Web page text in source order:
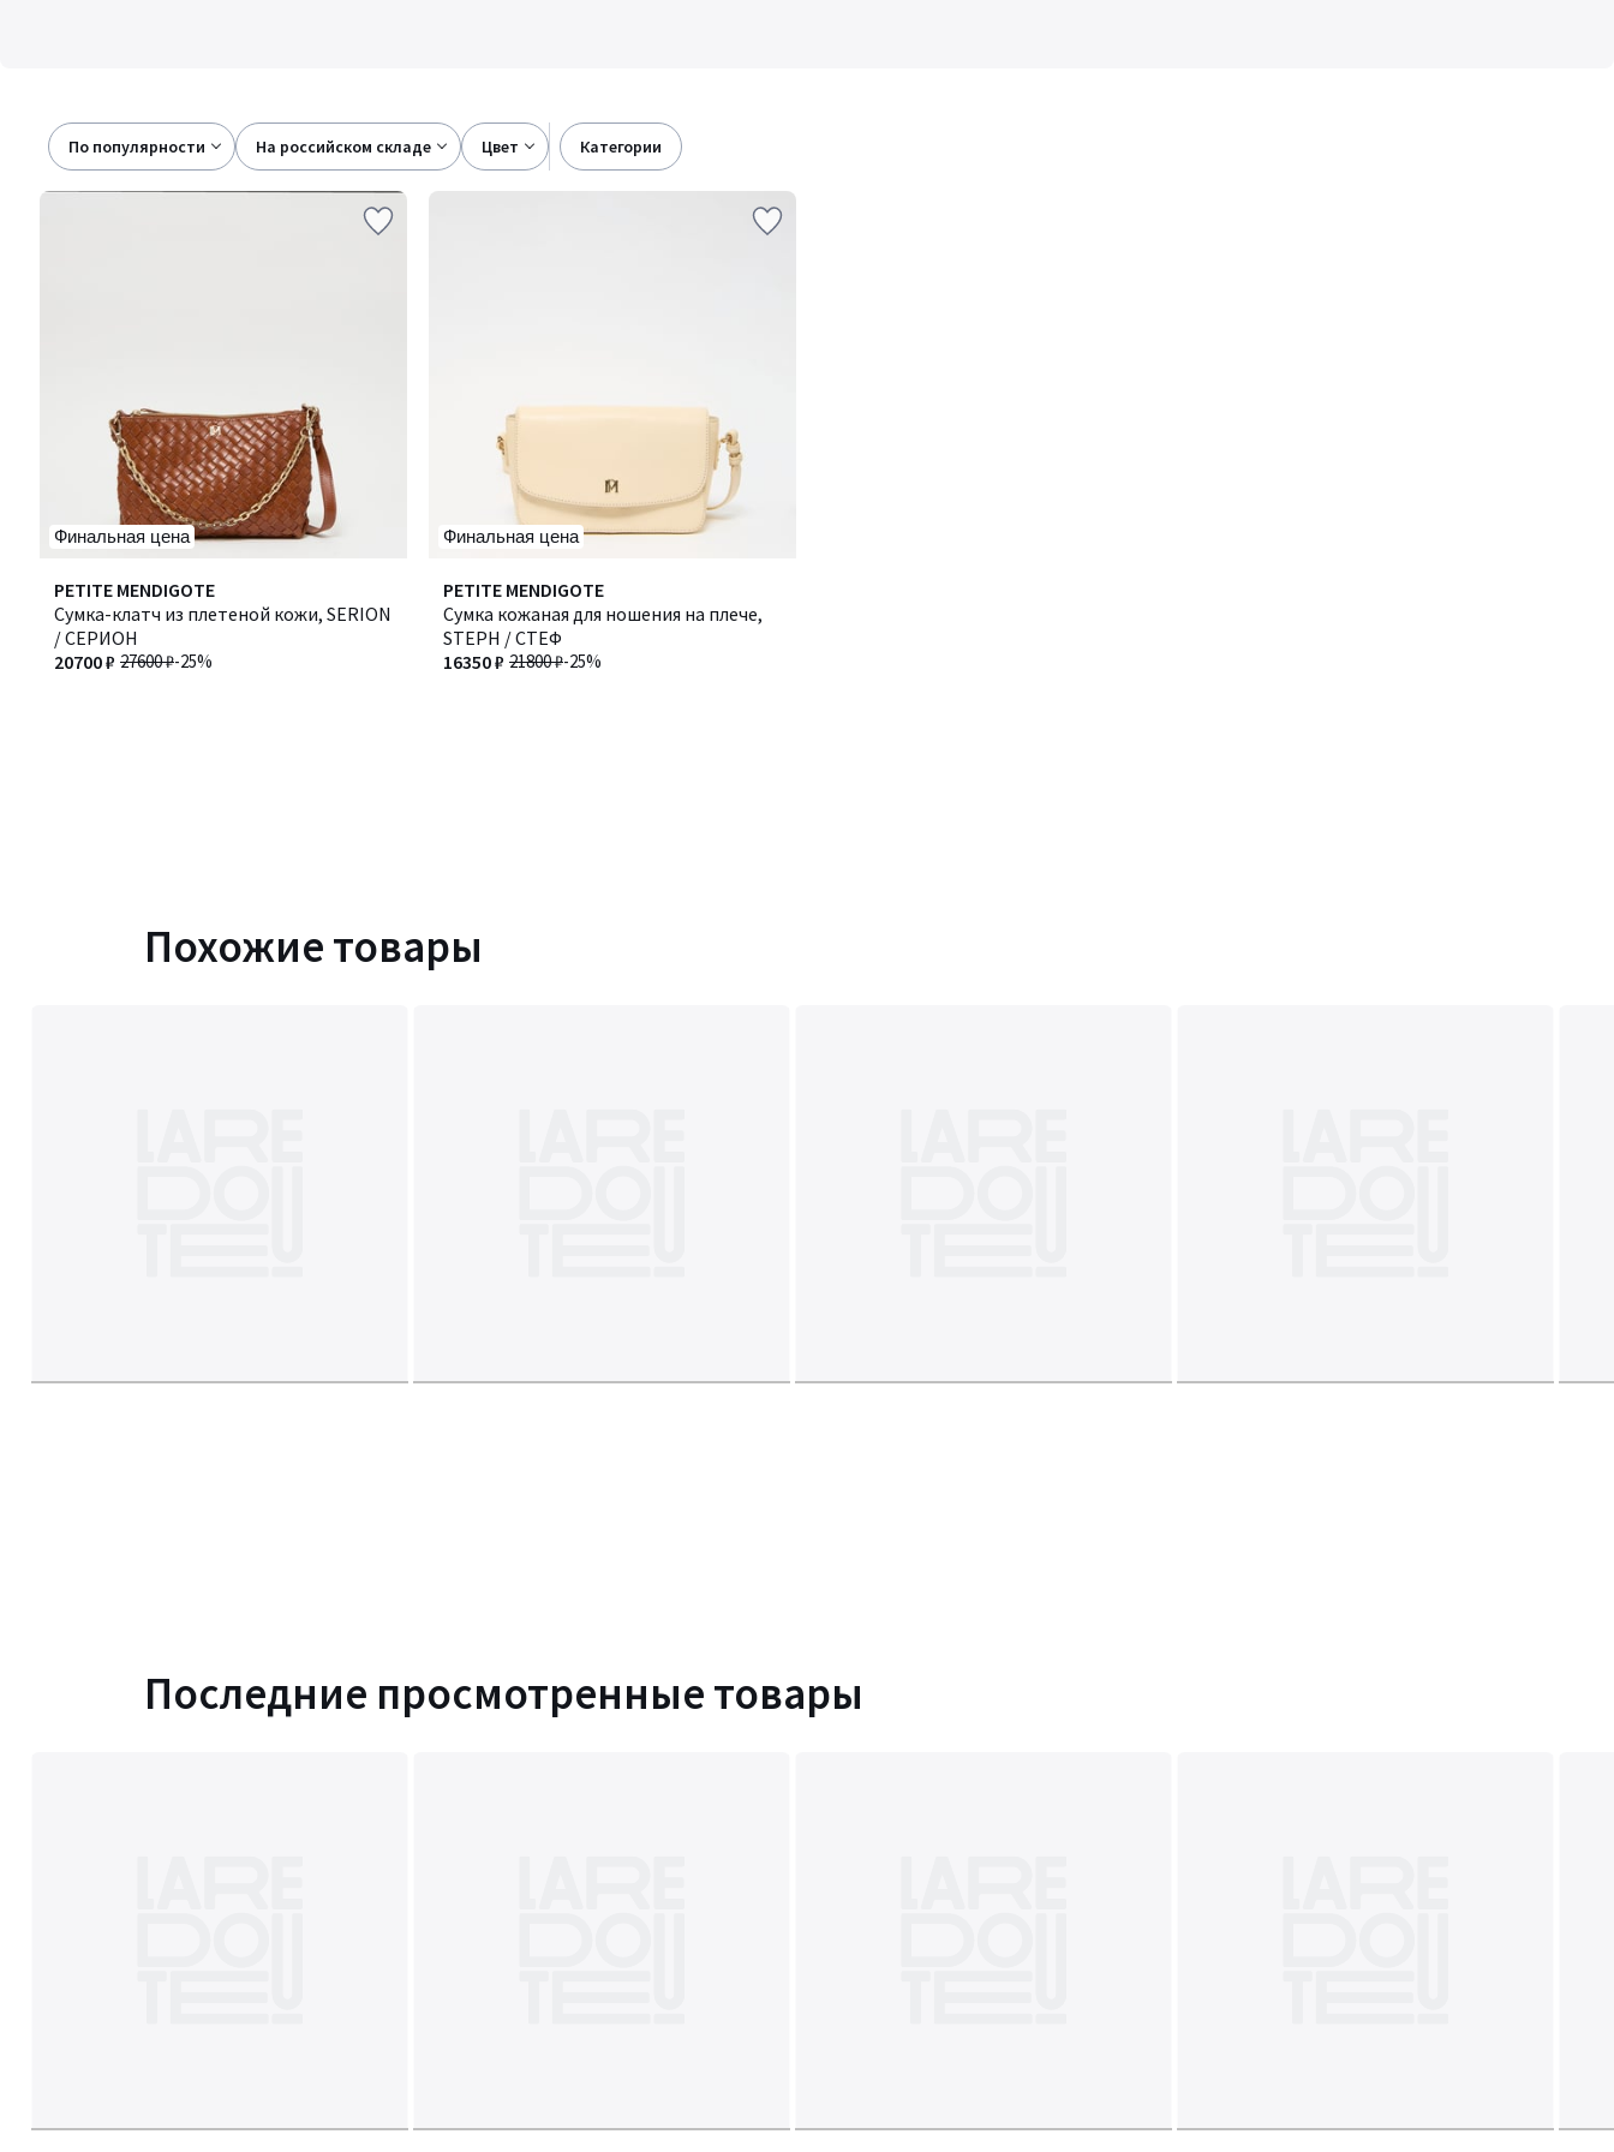
По популярности на российском складе цвет категории
Финальная цена
PETITE MENDIGOTE
Сумка-клатч из плетеной кожи, SERION
/ СЕРИОН
27600 ₽-25%
20700 ₽
Финальная цена
PETITE MENDIGOTE
Сумка кожаная для ношения на плече,
STEPH / СТЕФ
21800 ₽-25%
16350 ₽
Похожие товары
Последние просмотренные товары